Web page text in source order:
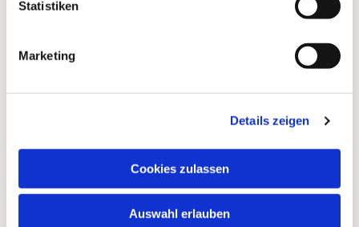
Statistiken
Marketing
Details zeigen
Cookies zulassen
Auswahl erlauben